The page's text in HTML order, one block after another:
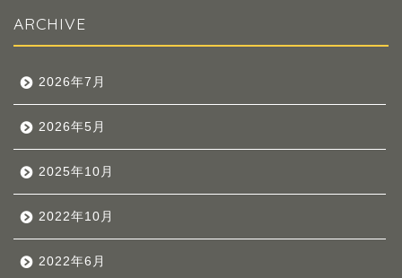
ARCHIVE
2026年7月
2026年5月
2025年10月
2022年10月
2022年6月